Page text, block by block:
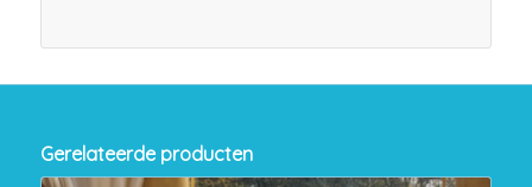
Gerelateerde producten